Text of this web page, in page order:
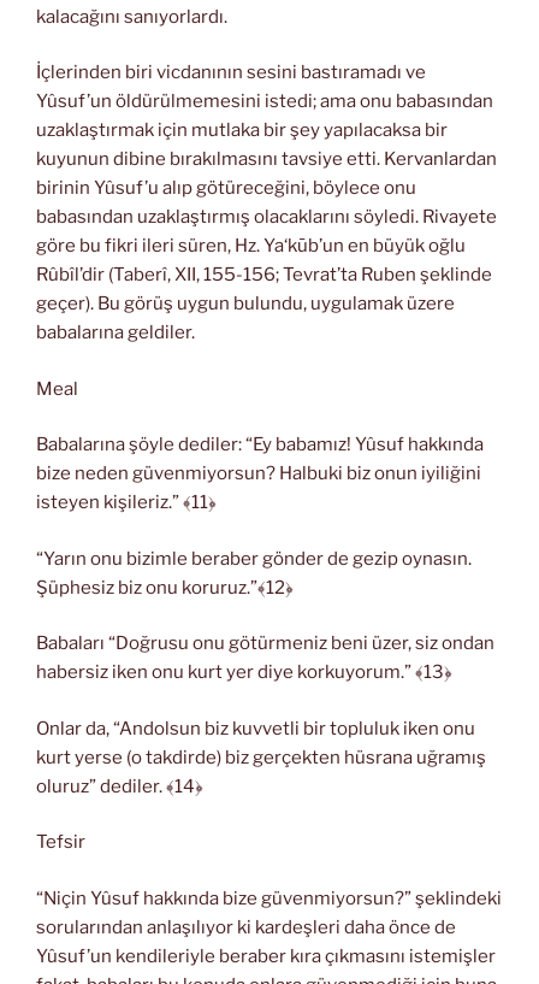
kalacağını sanıyorlardı.
İçlerinden biri vicdanının sesini bastıramadı ve
Yûsuf’un öldürülmemesini istedi; ama onu babasından
uzaklaştırmak için mutlaka bir şey yapılacaksa bir
kuyunun dibine bırakılmasını tavsiye etti. Kervanlardan
birinin Yûsuf’u alıp götüreceğini, böylece onu
babasından uzaklaştırmış olacaklarını söyledi. Rivayete
göre bu fikri ileri süren, Hz. Ya‘kūb’un en büyük oğlu
Rûbîl’dir (Taberî, XII, 155-156; Tevrat’ta Ruben şeklinde
geçer). Bu görüş uygun bulundu, uygulamak üzere
babalarına geldiler.
Meal
Babalarına şöyle dediler: “Ey babamız! Yûsuf hakkında
bize neden güvenmiyorsun? Halbuki biz onun iyiliğini
isteyen kişileriz.” ﴾11﴿
“Yarın onu bizimle beraber gönder de gezip oynasın.
Şüphesiz biz onu koruruz.”﴾12﴿
Babaları “Doğrusu onu götürmeniz beni üzer, siz ondan
habersiz iken onu kurt yer diye korkuyorum.” ﴾13﴿
Onlar da, “Andolsun biz kuvvetli bir topluluk iken onu
kurt yerse (o takdirde) biz gerçekten hüsrana uğramış
oluruz” dediler. ﴾14﴿
Tefsir
“Niçin Yûsuf hakkında bize güvenmiyorsun?” şeklindeki
sorularından anlaşılıyor ki kardeşleri daha önce de
Yûsuf’un kendileriyle beraber kıra çıkmasını istemişler